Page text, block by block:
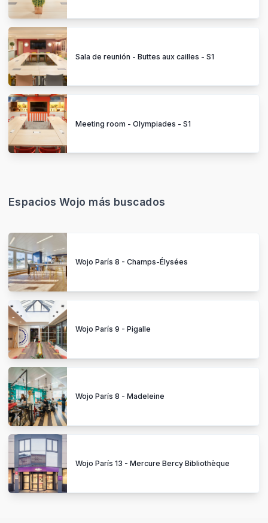
Sala de reunión - Buttes aux cailles - S1
Meeting room - Olympiades - S1
Espacios Wojo más buscados
Wojo París 8 - Champs-Élysées
Wojo París 9 - Pigalle
Wojo París 8 - Madeleine
Wojo París 13 - Mercure Bercy Bibliothèque